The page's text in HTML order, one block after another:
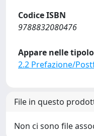
Codice ISBN
9788832080476
Appare nelle
2.2 Prefazione/
File in questo
Non ci sono file